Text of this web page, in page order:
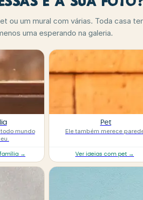
ou um mural com várias. Toda casa
uma esperando na galeria.
mundo
→
Pet
Ele também merece
Ver ideias com pet →